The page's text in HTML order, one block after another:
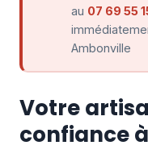
au 07 69 55
Ambonville
Votre
confiance